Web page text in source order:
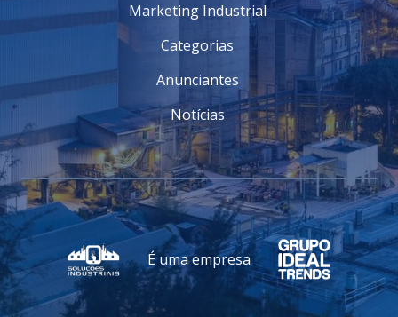
Marketing Industrial
Categorias
Anunciantes
Notícias
É uma empresa